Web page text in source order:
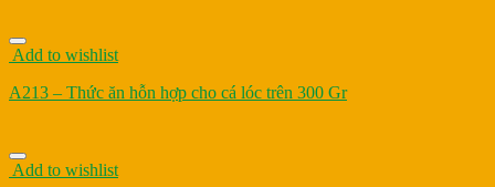
Add to wishlist
A213 – Thức ăn hỗn hợp cho cá lóc trên 300 Gr
Add to wishlist